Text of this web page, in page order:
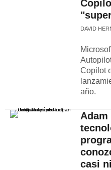
DAVID
Copilot
año.
Adam
casi